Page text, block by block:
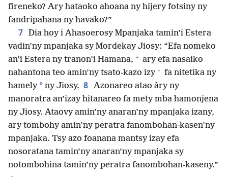
fireneko? Ary hataoko ahoana ny hijery fotsiny ny
fandripahana ny havako?”
7 Dia hoy i Ahasoerosy Mpanjaka tamin’i Estera
vadin’ny mpanjaka sy Mordekay Jiosy: “Efa nomeko
an’i Estera ny tranon’i Hamana, + ary efa nasaiko
nahantona teo amin’ny tsato-kazo izy + fa nitetika ny
hamely * ny Jiosy. 8 Azonareo atao àry ny
manoratra an’izay hitanareo fa mety mba hamonjena
ny Jiosy. Ataovy amin’ny anaran’ny mpanjaka izany,
ary tombohy amin’ny peratra fanombohan-kasen’ny
mpanjaka. Tsy azo foanana mantsy izay efa
nosoratana tamin’ny anaran’ny mpanjaka sy
notombohina tamin’ny peratra fanombohan-kaseny.”
+